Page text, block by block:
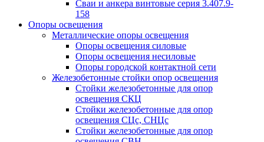
Сваи и анкера винтовые серия 3.407.9-
158
Опоры освещения
Металлические опоры освещения
Опоры освещения силовые
Опоры освещения несиловые
Опоры городской контактной сети
Железобетонные стойки опор освещения
Стойки железобетонные для опор
освещения СКЦ
Стойки железобетонные для опор
освещения СЦс, СНЦс
Стойки железобетонные для опор